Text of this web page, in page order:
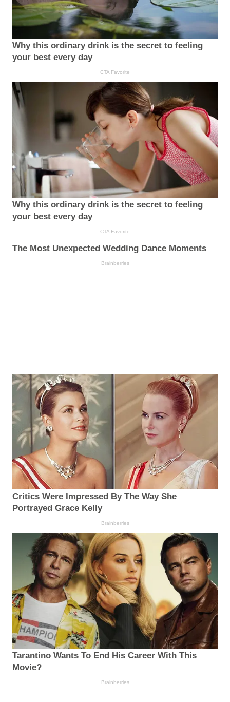
Why this ordinary drink is the secret to feeling
your best every day
CTA Favorite
Why this ordinary drink is the secret to feeling
your best every day
CTA Favorite
The Most Unexpected Wedding Dance Moments
Brainberries
Critics Were Impressed By The Way She
Portrayed Grace Kelly
Brainberries
Tarantino Wants To End His Career With This
Movie?
Brainberries